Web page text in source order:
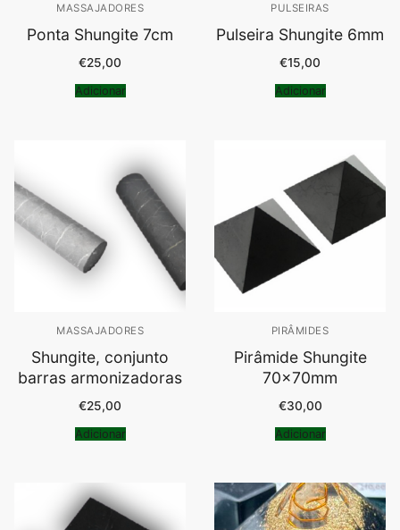
MASSAJADORES
Ponta Shungite 7cm
€25,00
Adicionar
PULSEIRAS
Pulseira Shungite 6mm
€15,00
Adicionar
MASSAJADORES
Shungite, conjunto
barras armonizadoras
€25,00
Adicionar
PIRÂMIDES
Pirâmide Shungite
70x70mm
€30,00
Adicionar